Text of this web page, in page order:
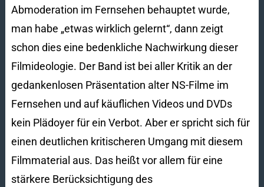
Abmoderation im Fernsehen behauptet wurde,
man habe „etwas wirklich gelernt“, dann zeigt
schon dies eine bedenkliche Nachwirkung dieser
Filmideologie. Der Band ist bei aller Kritik an der
gedankenlosen Präsentation alter NS-Filme im
Fernsehen und auf käuflichen Videos und DVDs
kein Plädoyer für ein Verbot. Aber er spricht sich für
einen deutlichen kritischeren Umgang mit diesem
Filmmaterial aus. Das heißt vor allem für eine
stärkere Berücksichtigung des